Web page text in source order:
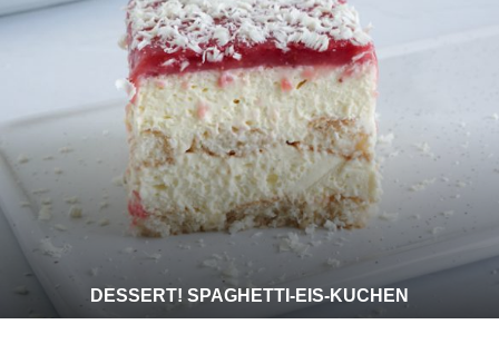
DESSERT! SPAGHETTI-EIS-KUCHEN